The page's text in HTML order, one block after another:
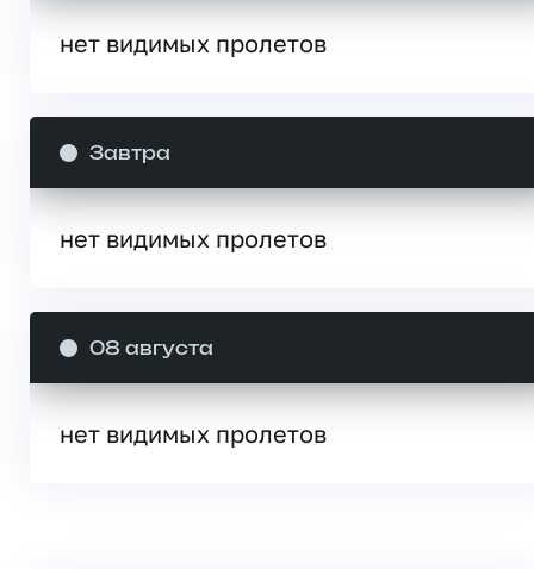
нет видимых пролетов
Завтра
нет видимых пролетов
08 августа
нет видимых пролетов